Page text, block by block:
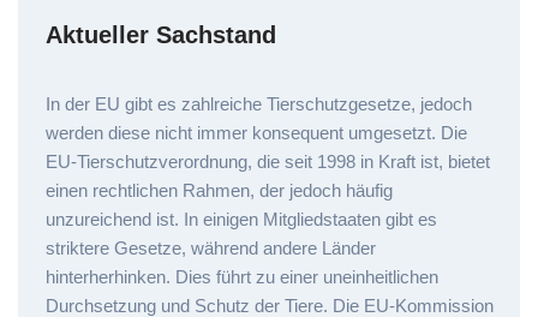
Aktueller Sachstand
In der EU gibt es zahlreiche Tierschutzgesetze, jedoch
werden diese nicht immer konsequent umgesetzt. Die
EU-Tierschutzverordnung, die seit 1998 in Kraft ist, bietet
einen rechtlichen Rahmen, der jedoch häufig
unzureichend ist. In einigen Mitgliedstaaten gibt es
striktere Gesetze, während andere Länder
hinterherhinken. Dies führt zu einer uneinheitlichen
Durchsetzung und Schutz der Tiere. Die EU-Kommission